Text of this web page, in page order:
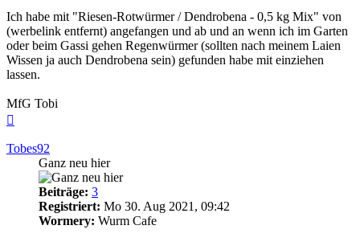
Ich habe mit "Riesen-Rotwürmer / Dendrobena - 0,5 kg Mix" von
(werbelink entfernt) angefangen und ab und an wenn ich im Garten
oder beim Gassi gehen Regenwürmer (sollten nach meinem Laien
Wissen ja auch Dendrobena sein) gefunden habe mit einziehen
lassen.
MfG Tobi
Tobes92
Ganz neu hier
Beiträge: 3
Registriert: Mo 30. Aug 2021, 09:42
Wormery: Wurm Cafe